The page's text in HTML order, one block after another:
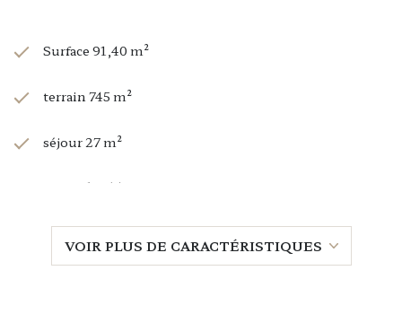
Surface 91,40 m²
terrain 745 m²
séjour 27 m²
3 chambre(s)
1 salle(s) de bain
VOIR PLUS DE CARACTÉRISTIQUES